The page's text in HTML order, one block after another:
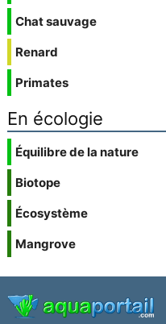
Chat sauvage
Renard
Primates
En écologie
Équilibre de la nature
Biotope
Écosystème
Mangrove